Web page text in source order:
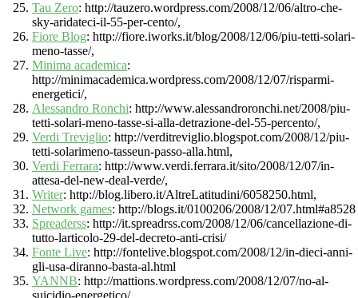
Tau Zero: http://tauzero.wordpress.com/2008/12/06/altro-che-
sky-aridateci-il-55-per-cento/,
Fiore Blog: http://fiore.iworks.it/blog/2008/12/06/piu-tetti-solari-
meno-tasse/,
Minima academica:
http://minimacademica.wordpress.com/2008/12/07/risparmi-
energetici/,
Alessandro Ronchi: http://www.alessandroronchi.net/2008/piu-
tetti-solari-meno-tasse-si-alla-detrazione-del-55-percento/,
Verdi Treviglio: http://verditreviglio.blogspot.com/2008/12/piu-
tetti-solarimeno-tasseun-passo-alla.html,
Verdi Ferrara: http://www.verdi.ferrara.it/sito/2008/12/07/in-
attesa-del-new-deal-verde/,
Writer: http://blog.libero.it/AltreLatitudini/6058250.html,
Network games: http://blogs.it/0100206/2008/12/07.html#a8528
Spreaderss: http://it.spreadrss.com/2008/12/06/cancellazione-di-
tutto-larticolo-29-del-decreto-anti-crisi/
Fonte Live: http://fontelive.blogspot.com/2008/12/in-dieci-anni-
gli-usa-diranno-basta-al.html
YANNB: http://mattions.wordpress.com/2008/12/07/no-al-